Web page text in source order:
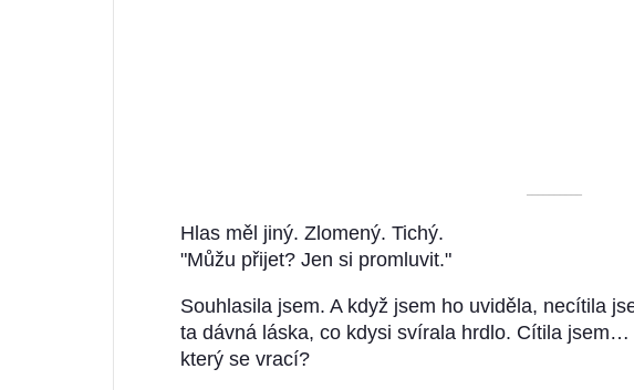
––––––––––
Hlas měl jiný. Zlomený. Tichý.
"Můžu přijet? Jen si promluvit."
Souhlasila jsem. A když jsem ho uviděla, necítila
ta dávná láska, co kdysi svírala hrdlo. Cítila
který se vrací?